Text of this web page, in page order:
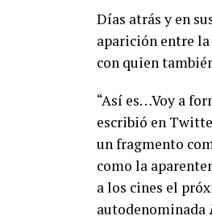
Días atrás y en
aparición entre
con quien
“Así es…Voy a
escribió en
un fragmento
como la
a los cines el
autodenominada